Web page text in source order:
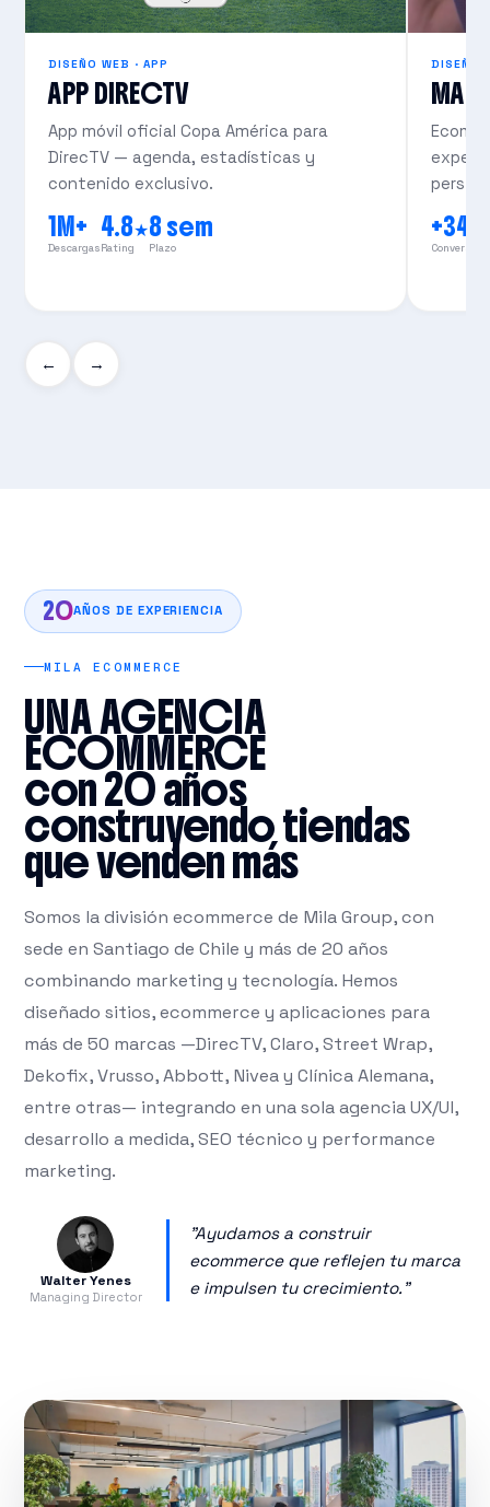
DISEÑO WEB · APP
APP DIRECTV
App móvil oficial Copa América para
DirecTV — agenda, estadísticas y
contenido exclusivo.
1M+
Descargas
4.8★
Rating
8 sem
Plazo
DISEÑO
Conversión
← →
20AÑOS DE EXPERIENCIA
MILA ECOMMERCE
UNA AGENCIA
ECOMMERCE
con 20 años
construyendo tiendas
que venden más
Somos la división ecommerce de Mila Group, con
sede en Santiago de Chile y más de 20 años
combinando marketing y tecnología. Hemos
diseñado sitios, ecommerce y aplicaciones para
más de 50 marcas —DirecTV, Claro, Street Wrap,
Dekofix, Vrusso, Abbott, Nivea y Clínica Alemana,
entre otras— integrando en una sola agencia UX/UI,
desarrollo a medida, SEO técnico y performance
marketing.
Walter Yenes
Managing Director
"Ayudamos a construir
ecommerce que reflejen tu marca
e impulsen tu crecimiento."